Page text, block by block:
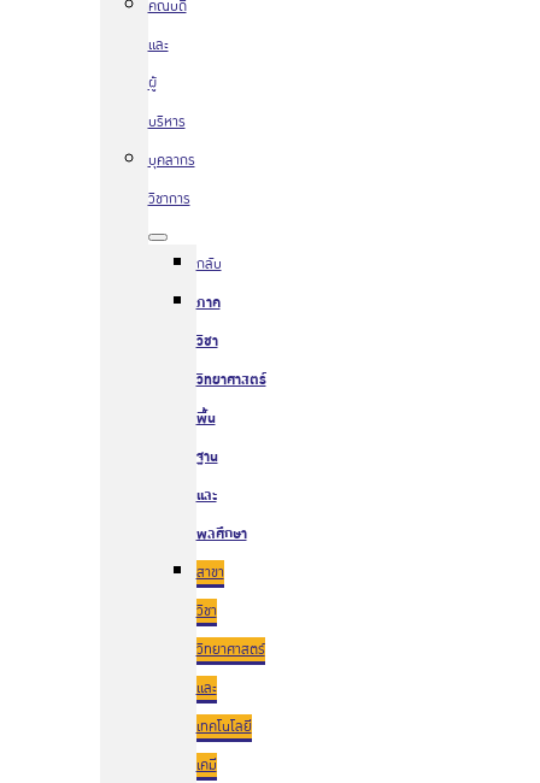
คณบดี
และ
ผู้
บริหาร
บุคลากร
วิชาการ
กลับ
ภาค
วิชา
วิทยาศาสตร์
พื้น
ฐาน
และ
พลศึกษา
สาขา
วิชา
วิทยาศาสตร์
และ
เทคโนโลยี
เคมี